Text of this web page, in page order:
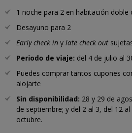
1 noche para 2 en habitación doble
Desayuno para 2
Early check in y late check out
Periodo de viaje: del 4 de julio al
Puedes comprar tantos cupones
alojarte
Sin disponibilidad: 28 y 29 de
de septiembre; y del 2 al 3, del 12
octubre.